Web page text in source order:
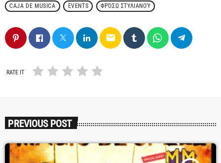
CAJA DE MUSICA EVENTS ΦΡΌΣΩ ΣΤΥΛΙΑΝΟΎ
email
RATE IT
PREVIOUS POST